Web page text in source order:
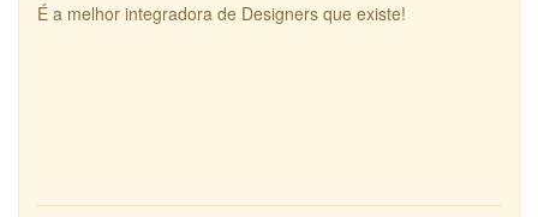
É a melhor integradora de Designers que existe!